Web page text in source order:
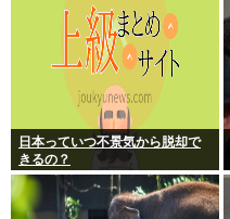
日本っていつ不景気から脱却で
きるの？